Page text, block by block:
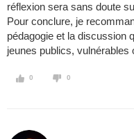
réflexion sera sans doute
Pour conclure, je
pédagogie et la discussion
jeunes publics, vulnérables
0 0